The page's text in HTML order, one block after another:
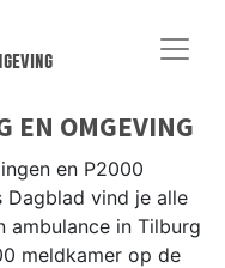
EN OMGEVING
en P2000
Dagblad vind je alle
ambulance in Tilburg
meldkamer op de